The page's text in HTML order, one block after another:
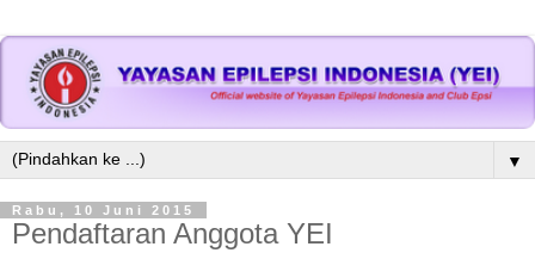
▼
Rabu, 10 Juni 2015
Pendaftaran Anggota YEI